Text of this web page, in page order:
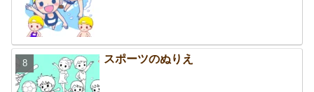
スポーツのぬりえ